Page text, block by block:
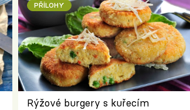
PŘÍLOHY
Rýžové burgery s kuřecím